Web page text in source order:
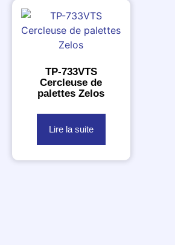
TP-733VTS
Cercleuse de
palettes Zelos
Lire la suite